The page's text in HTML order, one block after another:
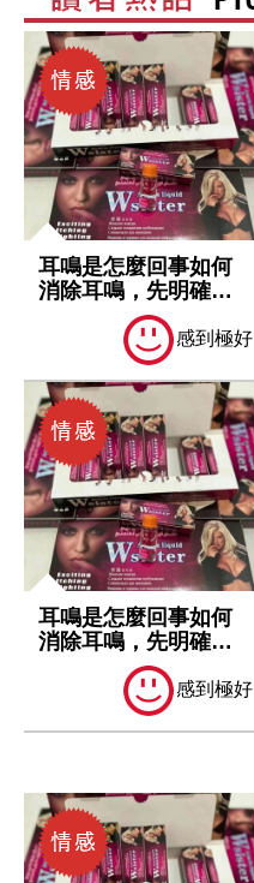
耳鳴是怎麼回事如何
消除耳鳴，先明確原
感到極好
耳鳴是怎麼回事如何
消除耳鳴，先明確原
感到極好